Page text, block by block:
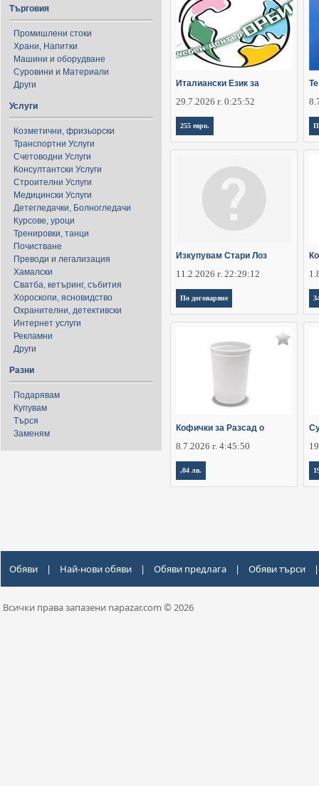
Търговия
Промишлени стоки
Храни, Напитки
Машини и оборудване
Суровини и Материали
Други
Услуги
Козметични, фризьорски
Транспортни Услуги
Счетоводни Услуги
Консултантски Услуги
Строителни Услуги
Медицински Услуги
Детегледачки, Болногледачи
Курсове, уроци
Тренировки, танци
Почистване
Преводи и легализация
Хамалски
Сватба, кетъринг, събития
Хороскопи, ясновидство
Охранителни, детективски
Интернет услуги
Рекламни
Други
Разни
Подарявам
Купувам
Търся
Заменям
Италиански Език за
29.7.2026 г. 0:25:52
255 евро.
Изкупувам Стари Лоз
11.2.2026 г. 22:29:12
По договаряне
Кофички за Разсад о
8.7.2026 г. 4:45:50
,04 лв.
Обяви | Най-нови обяви | Обяви предлага | Обяви търси |
Всички права запазени napazar.com © 2026